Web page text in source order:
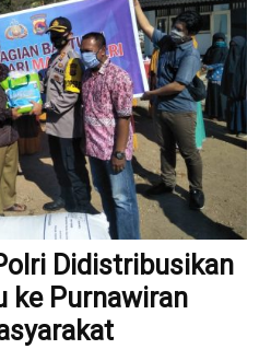
Didistribusikan
ke Purnawiran